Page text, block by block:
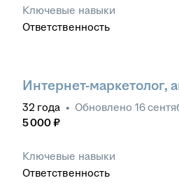
Ключевые навыки
Ответственность
Интернет-маркетолог,
32 года • Обновлено 16
5 000 ₽
Ключевые навыки
Ответственность